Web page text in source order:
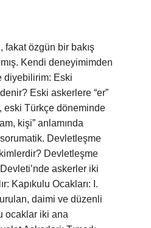
fakat özgün bir bakış
Kendi deneyimimden
diyebilirim: Eski
Eski askerlere “er”
eski Türkçe döneminde
kişi” anlamında
sorumatik. Devletleşme
Devletleşme
askerler iki
Kapıkulu Ocakları: I.
daimi ve düzenli
ocaklar iki ana